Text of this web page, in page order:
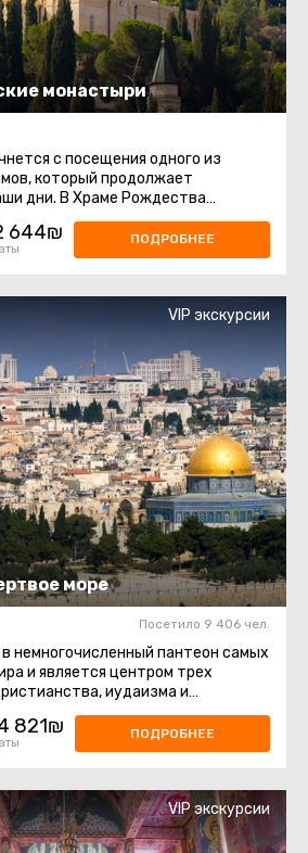
монастыри
с посещения одного из
который продолжает
дни. В Храме Рождества
Христова оборудован специальный ...
644₪ ПОДРОБНЕЕ
море
VIP экскурсии
Посетило 9 406 чел.
немногочисленный пантеон самых
и является центром трех
иудаизма и
мусульманства. К тому же, это ...
821₪ ПОДРОБНЕЕ
VIP экскурсии